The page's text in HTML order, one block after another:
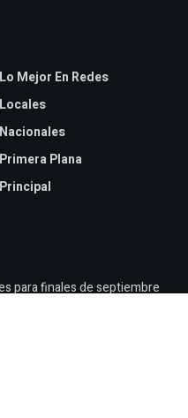
Lo Mejor En Redes
Locales
Nacionales
Primera Plana
Principal
para finales de septiembre